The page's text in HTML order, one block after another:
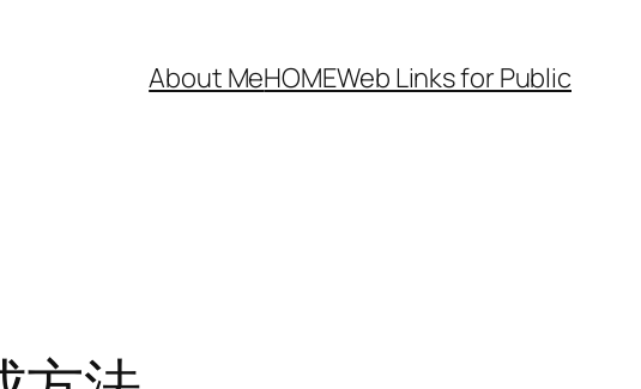
About MeHOMEWeb Links for Public